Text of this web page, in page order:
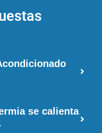
se calienta